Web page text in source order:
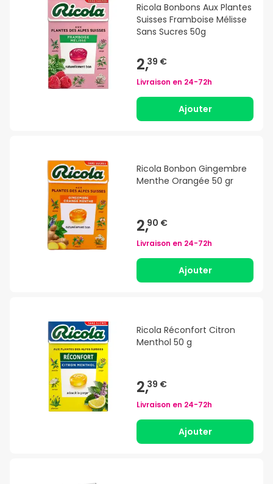
Ricola Bonbons Aux Plantes
Suisses Framboise Mélisse
Sans Sucres 50g
2,39 €
Livraison en 24-72h
Ajouter
Ricola Bonbon Gingembre
Menthe Orangée 50 gr
2,90 €
Livraison en 24-72h
Ajouter
Ricola Réconfort Citron
Menthol 50 g
2,39 €
Livraison en 24-72h
Ajouter